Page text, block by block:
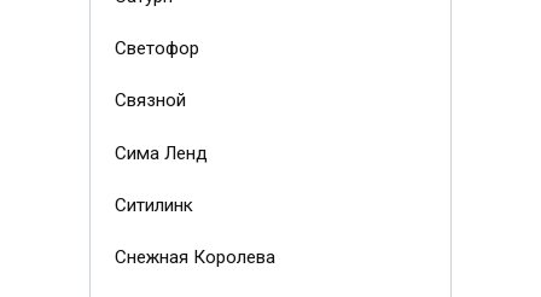
Светофор
Связной
Сима Ленд
Ситилинк
Снежная Королева